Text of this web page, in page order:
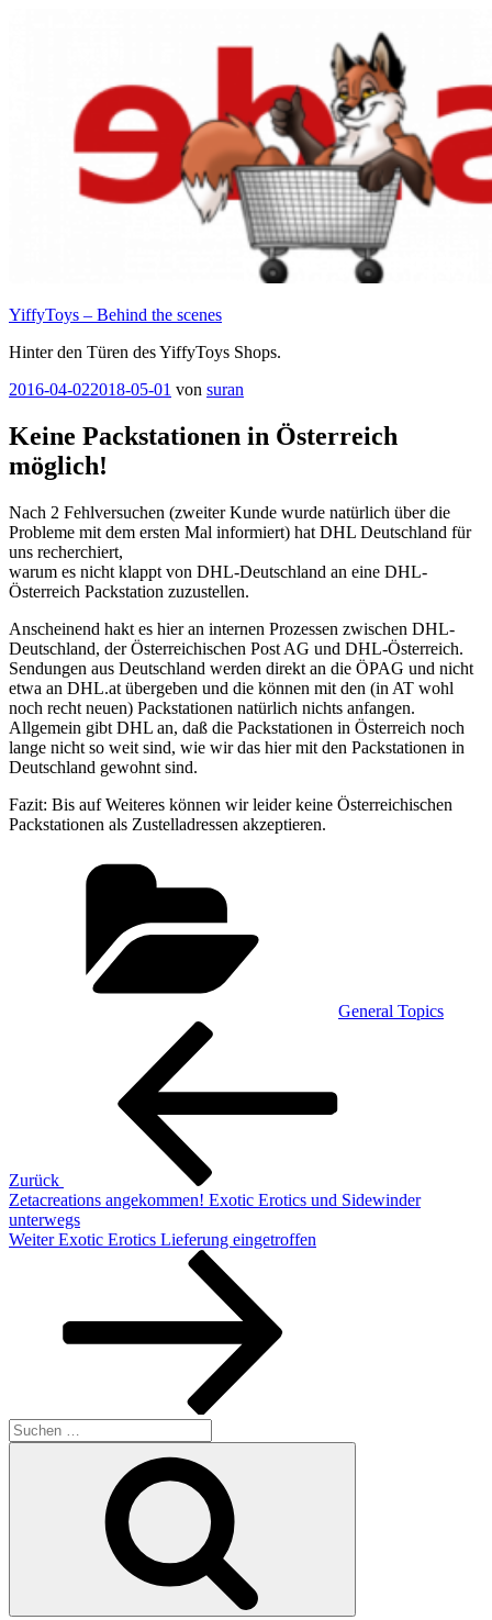
YiffyToys – Behind the scenes
Hinter den Türen des YiffyToys Shops.
Veröffentlicht
2016-04-022018-05-01 von suran
Keine Packstationen in Österreich
möglich!
Nach 2 Fehlversuchen (zweiter Kunde wurde natürlich über die
Probleme mit dem ersten Mal informiert) hat DHL Deutschland für
uns recherchiert,
warum es nicht klappt von DHL-Deutschland an eine DHL-
Österreich Packstation zuzustellen.
Anscheinend hakt es hier an internen Prozessen zwischen DHL-
Deutschland, der Österreichischen Post AG und DHL-Österreich.
Sendungen aus Deutschland werden direkt an die ÖPAG und nicht
etwa an DHL.at übergeben und die können mit den (in AT wohl
noch recht neuen) Packstationen natürlich nichts anfangen.
Allgemein gibt DHL an, daß die Packstationen in Österreich noch
lange nicht so weit sind, wie wir das hier mit den Packstationen in
Deutschland gewohnt sind.
Fazit: Bis auf Weiteres können wir leider keine Österreichischen
Packstationen als Zustelladressen akzeptieren.
General Topics
Beitragsnavigation
Zurück
Zetacreations angekommen! Exotic Erotics und Sidewinder
unterwegs
Nächster
Weiter Exotic Erotics Lieferung eingetroffen
Suchen
nach: